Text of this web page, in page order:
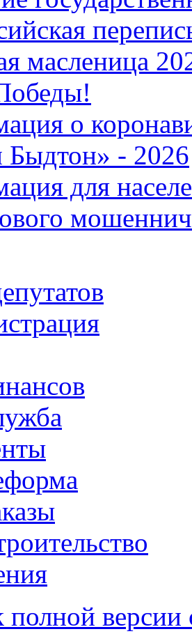
масленица
о
Быдтон» - 2026
для
версии